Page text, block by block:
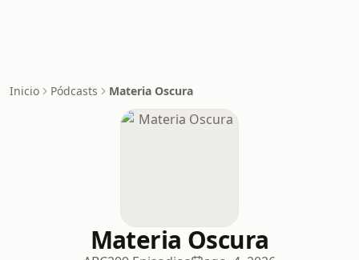
Inicio Pódcasts Materia Oscura
Materia Oscura